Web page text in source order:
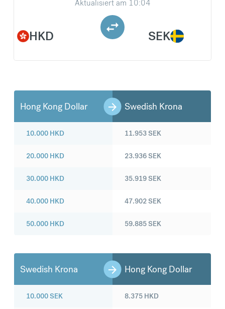
HKD
Aktualisiert am 10:04
SEK
Hong Kong Dollar Swedish Krona
10.000 HKD
20.000 HKD
30.000 HKD
40.000 HKD
50.000 HKD
11.953SEK
23.936SEK
35.919SEK
47.902SEK
59.885SEK
Swedish Krona Hong Kong Dollar
10.000SEK 8.375 HKD